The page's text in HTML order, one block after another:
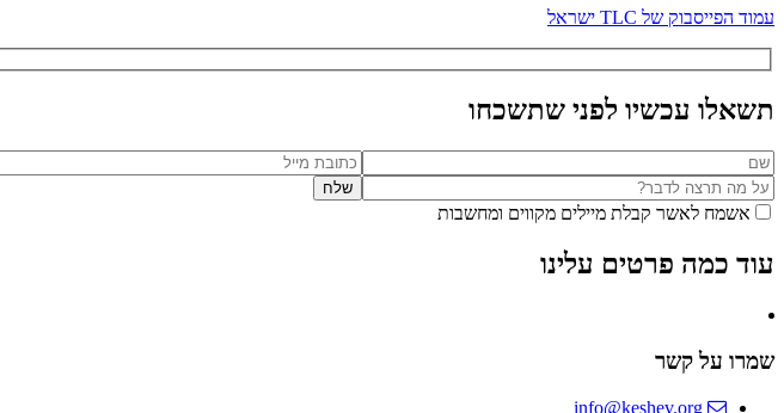
עמוד הפייסבוק של TLC ישראל
תשאלו עכשיו לפני שתשכחו
אשמח לאשר קבלת מיילים מקווים ומחשבות
עוד כמה פרטים עלינו
שמרו על קשר